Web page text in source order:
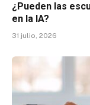
¿Pueden las
en la IA?
31 julio, 2026